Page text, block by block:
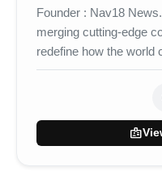
Founder : Nav18
merging cutting-edge
redefine how the world
badge